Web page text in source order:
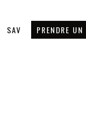
SAV PRENDRE